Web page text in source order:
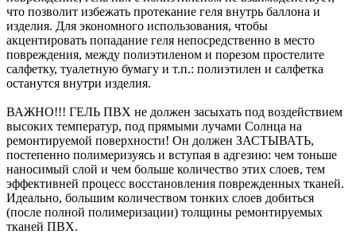
что позволит избежать протекание геля внутрь баллона и
изделия. Для экономного использования, чтобы
акцентировать попадание геля непосредственно в место
повреждения, между полиэтиленом и порезом простелите
салфетку, туалетную бумагу и т.п.: полиэтилен и салфетка
останутся внутри изделия.
ВАЖНО!!! ГЕЛЬ ПВХ не должен засыхать под воздействием
высоких температур, под прямыми лучами Солнца на
ремонтируемой поверхности! Он должен ЗАСТЫВАТЬ,
постепенно полимеризуясь и вступая в адгезию: чем тоньше
наносимый слой и чем больше количество этих слоев, тем
эффективней процесс восстановления поврежденных тканей.
Идеально, большим количеством тонких слоев добиться
(после полной полимеризации) толщины ремонтируемых
тканей ПВХ.